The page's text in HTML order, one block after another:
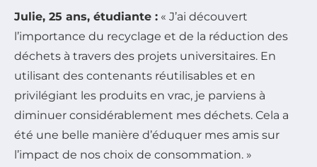
Julie, 25 ans, étudiante : « J’ai découvert
l’importance du recyclage et de la réduction des
déchets à travers des projets universitaires. En
utilisant des contenants réutilisables et en
privilégiant les produits en vrac, je parviens à
diminuer considérablement mes déchets. Cela a
été une belle manière d’éduquer mes amis sur
l’impact de nos choix de consommation. »